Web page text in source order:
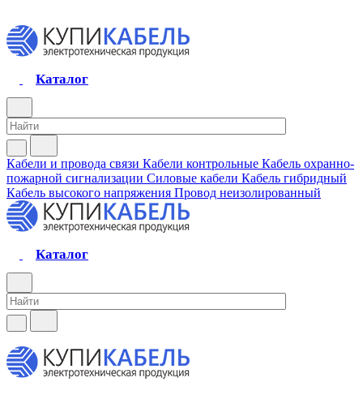
Каталог
Кабели и провода связи Кабели контрольные Кабель охранно-
пожарной сигнализации Силовые кабели Кабель гибридный
Кабель высокого напряжения Провод неизолированный
Каталог